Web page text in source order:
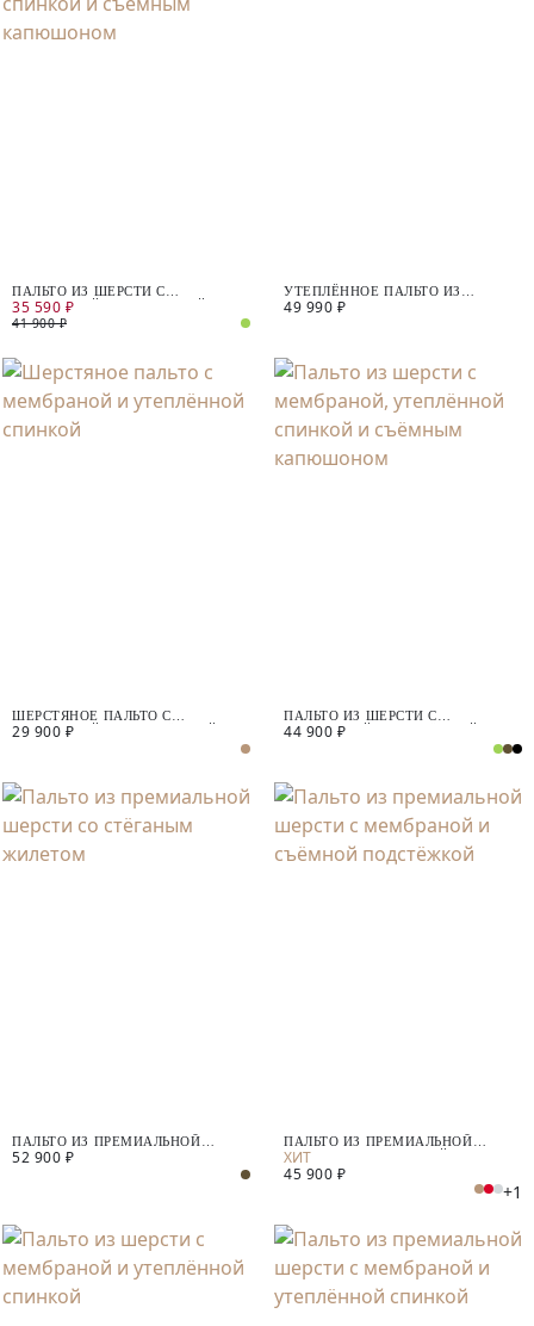
ПАЛЬТО ИЗ ШЕРСТИ С
МЕМБРАНОЙ, УТЕПЛЁННОЙ
СПИНКОЙ И СЪЁМНЫМ
35 590 ₽
41 900 ₽
УТЕПЛЁННОЕ ПАЛЬТО ИЗ
ШЕРСТИ С ПОДОГРЕВОМ
49 990 ₽
ШЕРСТЯНОЕ ПАЛЬТО С
МЕМБРАНОЙ И УТЕПЛЁННОЙ
29 900 ₽
ПАЛЬТО ИЗ ШЕРСТИ С
МЕМБРАНОЙ, УТЕПЛЁННОЙ
44 900 ₽
ПАЛЬТО ИЗ ПРЕМИАЛЬНОЙ
ШЕРСТИ СО СТЁГАНЫМ
52 900 ₽
ПАЛЬТО ИЗ ПРЕМИАЛЬНОЙ
ШЕРСТИ С МЕМБРАНОЙ И
СЪЁМНОЙ ПОДСТЁЖКОЙ
45 900 ₽
+1